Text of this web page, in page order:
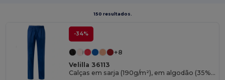
150 resultados.
-34%
+8
Velilla 36113
Calças em sarja (190g/m²), em algodão (35%) e poliéster (65%)